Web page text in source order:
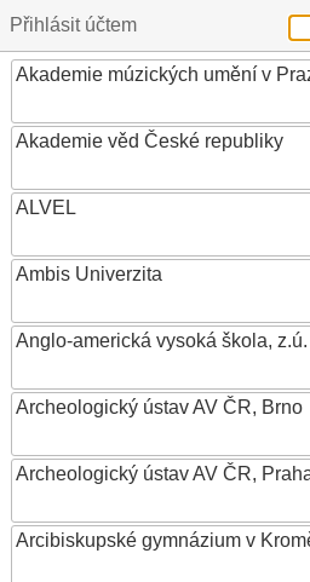
Přihlásit účtem
Akademie múzických umění v
Akademie věd České republiky
ALVEL
Ambis Univerzita
Anglo-americká vysoká škola, z.ú.
Archeologický ústav AV ČR, Brno
Archeologický ústav AV ČR,
Arcibiskupské gymnázium v